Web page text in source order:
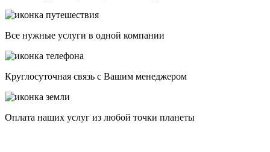
Все нужные услуги в одной компании
Круглосуточная связь с Вашим менеджером
Оплата наших услуг из любой точки планеты